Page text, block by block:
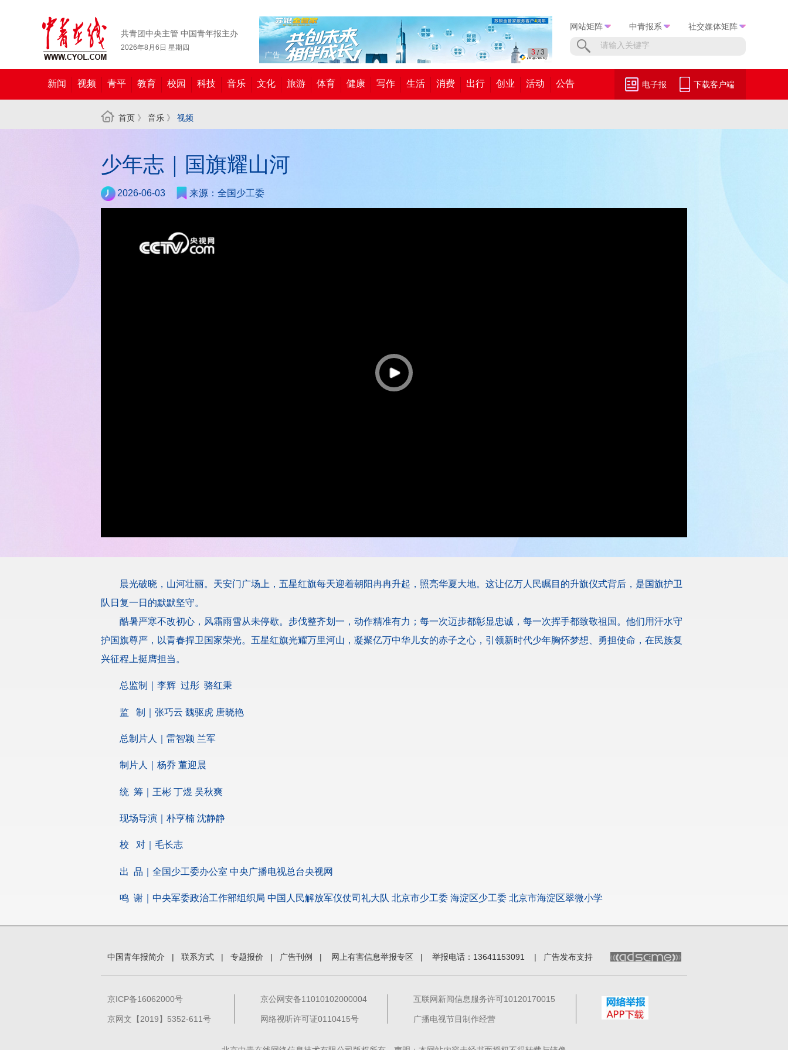
共青团中央主管 中国青年报主办
2026年8月6日 星期四
3 / 3
网站矩阵 中青报系 社交媒体矩阵
新闻 视频 青平 教育 校园 科技 音乐 文化 旅游 体育 健康 写作 生活 消费 出行 创业 活动 公告 电子报 下载客户端
首页 》 音乐 》 视频
少年志｜国旗耀山河
2026-06-03 来源：全国少工委
晨光破晓，山河壮丽。天安门广场上，五星红旗每天迎着朝阳冉冉升起，照亮华夏大地。这让亿万人民瞩目的升旗仪式背后，是国旗护卫
队日复一日的默默坚守。
酷暑严寒不改初心，风霜雨雪从未停歇。步伐整齐划一，动作精准有力；每一次迈步都彰显忠诚，每一次挥手都致敬祖国。他们用汗水守
护国旗尊严，以青春捍卫国家荣光。五星红旗光耀万里河山，凝聚亿万中华儿女的赤子之心，引领新时代少年胸怀梦想、勇担使命，在民族复
兴征程上挺膺担当。
总监制｜李辉 过彤 骆红秉
监 制｜张巧云 魏驱虎 唐晓艳
总制片人｜雷智颖 兰军
制片人｜杨乔 董迎晨
统 筹｜王彬 丁煜 吴秋爽
现场导演｜朴亨楠 沈静静
校 对｜毛长志
出 品｜全国少工委办公室 中央广播电视总台央视网
鸣 谢｜中央军委政治工作部组织局 中国人民解放军仪仗司礼大队 北京市少工委 海淀区少工委 北京市海淀区翠微小学
中国青年报简介 | 联系方式 | 专题报价 | 广告刊例 | 网上有害信息举报专区 | 举报电话：13641153091 | 广告发布支持
京ICP备16062000号
京网文【2019】5352-611号
京公网安备11010102000004
网络视听许可证0110415号
互联网新闻信息服务许可10120170015
广播电视节目制作经营